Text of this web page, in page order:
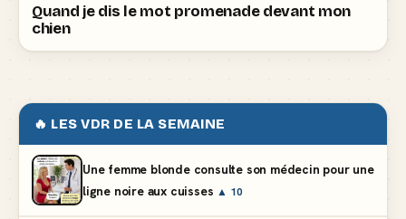
Quand je dis le mot promenade devant mon
chien
🔥 LES VDR DE LA SEMAINE
Une femme blonde consulte son médecin pour une
ligne noire aux cuisses ▲ 10